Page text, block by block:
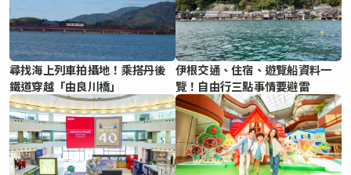
尋找海上列車拍攝地！乘搭丹後
鐵道穿越「由良川橋」
伊根交通、住宿、遊覽船資料一
覽！自由行三點事情要避雷